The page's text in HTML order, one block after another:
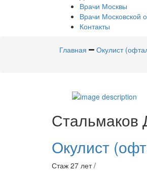
Врачи Москвы
Врачи Московской
Контакты
Главная Окулист
Стальмаков
Окулист
Стаж 27 лет /